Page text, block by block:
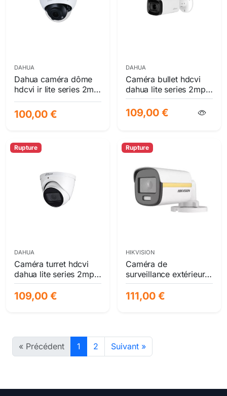
DAHUA
Dahua caméra dôme
hdcvi ir lite series 2mp
full hd avec objectif
motorisé vari-focal
ip67 ik10
100,00 €
DAHUA
Caméra bullet hdcvi
dahua lite series 2mp
full hd avec zoom
motorisé et vision
nocturne ip67
109,00 €
Rupture
DAHUA
Caméra turret hdcvi
dahua lite series 2mp
ir avec objectif
motorisé 2.7-12mm -
109,00 €
Rupture
HIKVISION
Caméra de
surveillance extérieure
hikvision colorvu hdtvi
2 mp full hd - vision
nocturne couleur 24/7
111,00 €
« Précédent 1 2 Suivant »